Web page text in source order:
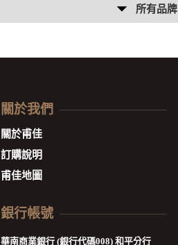
所有品牌
關於我們
關於甫佳
訂購說明
甫佳地圖
銀行帳號
華南商業銀行 (銀行代碼008) 和平分行